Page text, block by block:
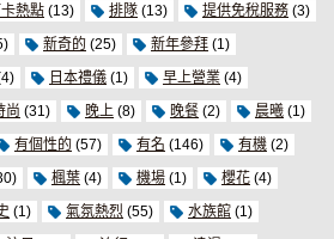
熱點 (13) 排隊 (13) 提供免稅服務 (3)
新奇的 (25) 新年參拜 (1)
日本禮儀 (1) 早上營業 (4)
尚 (31) 晚上 (8) 晚餐 (2) 晨曦 (1)
有個性的 (57) 有名 (146) 有機 (2)
楓葉 (4) 機場 (1) 櫻花 (4)
(1) 氣氛熱烈 (55) 水族館 (1)